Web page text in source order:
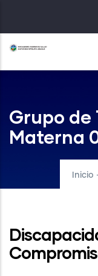
al
contenido
principal
Grupo
Materna
Inicio